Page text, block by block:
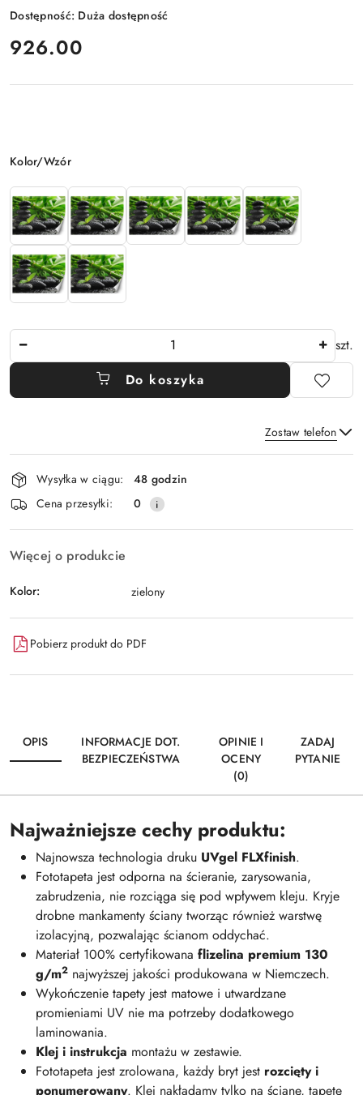
Dostępność: Duża dostępność
cena:
926.00
Wariant
Kolor/Wzór
szt.
Do koszyka
Zostaw telefon
Wyślij
Dostępność
i
dostawa
Wysyłka w ciągu:
48 godzin
Cena przesyłki:
0
Więcej o produkcie
Kolor: zielony
Pobierz produkt do PDF
OPIS
INFORMACJE DOT.
BEZPIECZEŃSTWA
OPINIE I
OCENY
(0)
ZADAJ
PYTANIE
Najważniejsze cechy produktu:
Najnowsza technologia druku UVgel FLXfinish.
Fototapeta jest odporna na ścieranie, zarysowania,
zabrudzenia, nie rozciąga się pod wpływem kleju. Kryje
drobne mankamenty ściany tworząc również warstwę
izolacyjną, pozwalając ścianom oddychać.
Materiał 100% certyfikowana flizelina premium 130
g/m2 najwyższej jakości produkowana w Niemczech.
Wykończenie tapety jest matowe i utwardzane
promieniami UV nie ma potrzeby dodatkowego
laminowania.
Klej i instrukcja montażu w zestawie.
Fototapeta jest zrolowana, każdy bryt jest rozcięty i
ponumerowany. Klej nakładamy tylko na ścianę, tapetę